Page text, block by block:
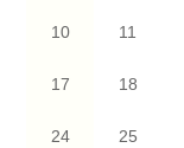
10 11
17 18
24 25